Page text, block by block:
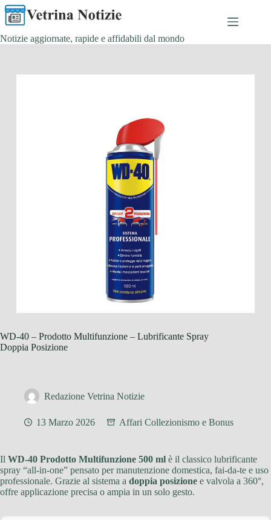
Salta
al
contenuto
Notizie aggiornate, rapide e affidabili dal mondo
WD-40 – Prodotto Multifunzione – Lubrificante Spray
Doppia Posizione
Redazione Vetrina Notizie
13 Marzo 2026 Affari Collezionismo e Bonus
Il WD-40 Prodotto Multifunzione 500 ml è il classico lubrificante
spray “all-in-one” pensato per manutenzione domestica, fai-da-te e uso
professionale. Grazie al sistema a doppia posizione e valvola a 360°,
offre applicazione precisa o ampia in un solo gesto.